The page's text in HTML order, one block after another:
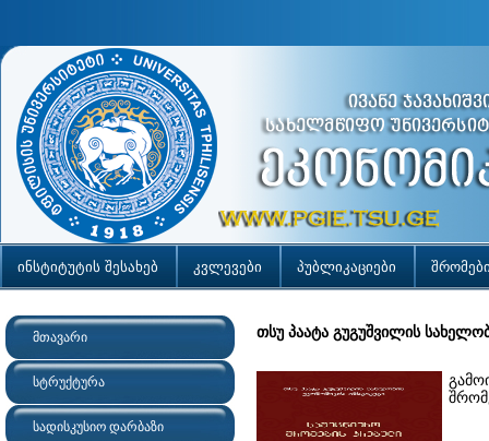
ინსტიტუტის შესახებ კვლევები პუბლიკაციები
მთავარი
სტრუქტურა
სადისკუსიო დარბაზი
თსუ პაატა გუგუშვილის